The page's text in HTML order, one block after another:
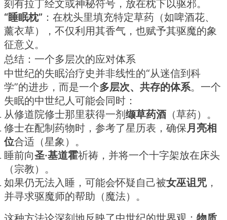
刻有拉丁经文或神秘符号，放在枕下以驱邪。
“睡眠枕” ：在枕头里填充特定草药（如啤酒花、
薰衣草），不仅利用其香气，也赋予其驱魔的象
征意义。
总结：一个多层次的应对体系
中世纪的失眠治疗史并非线性的“从迷信到科
学”的进步，而是一个多层次、共存的体系。一个
失眠的中世纪人可能会同时：
从修道院修士那里获得一剂 缬草药酒 （草药）。
修士在配制药物时，参考了星历表，确保 月亮相
位合适（星象）。
睡前向圣·基道霍祈祷，并将一个十字架放在床头
（宗教）。
如果仍无法入睡，可能会怀疑自己被女巫诅咒 ，
并寻求驱魔师的帮助（魔法）。